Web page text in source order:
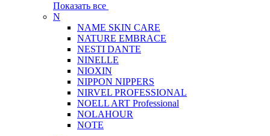
Показать все
N
NAME SKIN CARE
NATURE EMBRACE
NESTI DANTE
NINELLE
NIOXIN
NIPPON NIPPERS
NIRVEL PROFESSIONAL
NOELL ART Professional
NOLAHOUR
NOTE